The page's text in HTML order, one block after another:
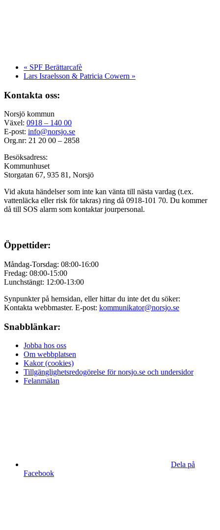
« SPF Berättarcafè
Lars Israelsson & Patricia Cowern »
Kontakta oss:
Norsjö kommun
Växel: 0918 – 140 00
E-post: info@norsjo.se
Org.nr: 21 20 00 – 2858
Besöksadress:
Kommunhuset
Storgatan 67, 935 81, Norsjö
Vid akuta händelser som inte kan vänta till nästa vardag (t.ex.
vattenläcka ellerrisk för takras) ring då 0918-101 70. Du kommer
då till SOS alarm som kontaktar jourpersonal.
Öppettider:
Måndag-Torsdag: 08:00-16:00
Fredag: 08:00-15:00
Lunchstängt: 12:00-13:00
Synpunkter på hemsidan, eller hittar du inte det du söker:
Kontakta webbmaster. E-post: kommunikator@norsjo.se
Snabblänkar:
Jobba hos oss
Om webbplatsen
Kakor (cookies)
Tillgänglighetsredogörelse för norsjo.se och undersidor
Felanmälan
Dela på
Facebook